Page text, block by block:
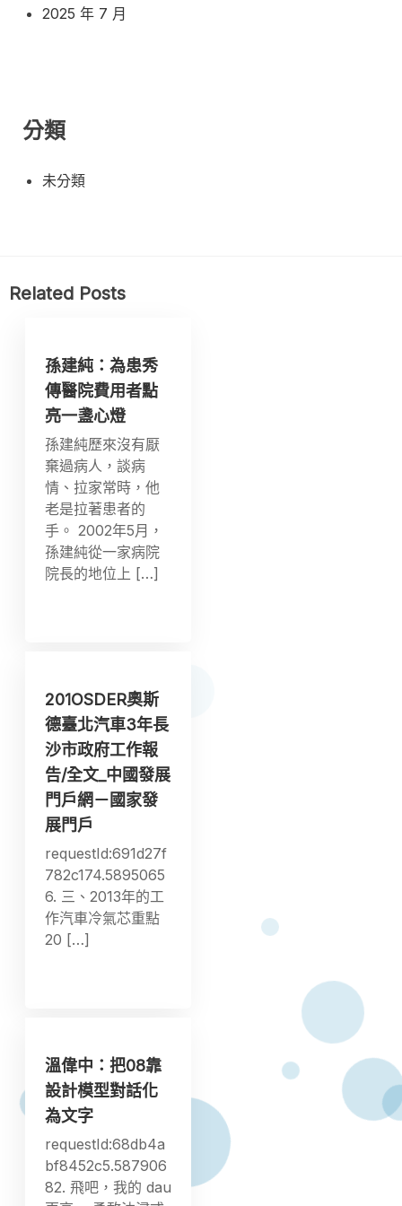
2025 年 7 月
分類
未分類
Related Posts
孫建純：為患秀
傳醫院費用者點
亮一盞心燈
孫建純歷來沒有厭
棄過病人，談病
情、拉家常時，他
老是拉著患者的
手。 2002年5月，
孫建純從一家病院
院長的地位上 […]
201OSDER奧斯
德臺北汽車3年長
沙市政府工作報
告/全文_中國發展
門戶網－國家發
展門戶
requestId:691d27f
782c174.5895065
6. 三、2013年的工
作汽車冷氣芯重點
20 […]
溫偉中：把08靠
設計模型對話化
為文字
requestId:68db4a
bf8452c5.587906
82. 飛吧，我的 dau